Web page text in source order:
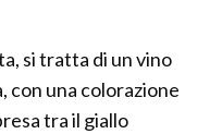
si tratta di un vino
con una colorazione
tra il giallo